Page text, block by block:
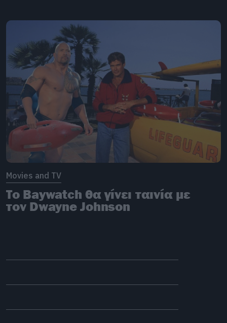
Movies and TV
Το Baywatch θα γίνει ταινία με
τον Dwayne Johnson